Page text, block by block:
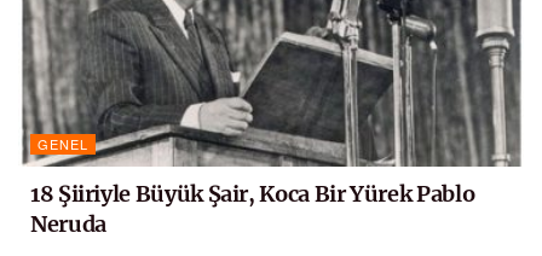
GENEL
18 Şiiriyle Büyük Şair, Koca Bir Yürek Pablo
Neruda